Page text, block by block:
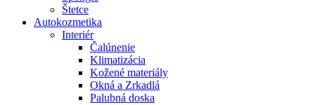
Štetce
Autokozmetika
Interiér
Čalúnenie
Klimatizácia
Kožené materiály
Okná a Zrkadlá
Palubná doska